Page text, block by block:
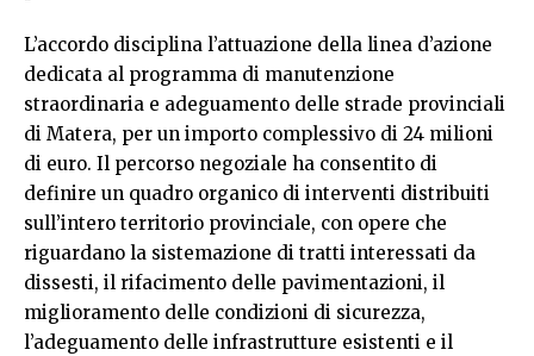
L’accordo disciplina l’attuazione della linea d’azione
dedicata al programma di manutenzione
straordinaria e adeguamento delle strade provinciali
di Matera, per un importo complessivo di 24 milioni
di euro. Il percorso negoziale ha consentito di
definire un quadro organico di interventi distribuiti
sull’intero territorio provinciale, con opere che
riguardano la sistemazione di tratti interessati da
dissesti, il rifacimento delle pavimentazioni, il
miglioramento delle condizioni di sicurezza,
l’adeguamento delle infrastrutture esistenti e il